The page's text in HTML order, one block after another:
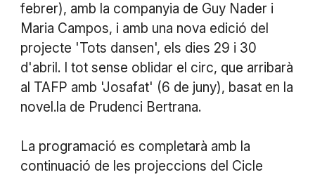
febrer), amb la companyia de Guy Nader i
Maria Campos, i amb una nova edició del
projecte 'Tots dansen', els dies 29 i 30
d'abril. I tot sense oblidar el circ, que arribarà
al TAFP amb 'Josafat' (6 de juny), basat en la
novel.la de Prudenci Bertrana.
La programació es completarà amb la
continuació de les projeccions del Cicle